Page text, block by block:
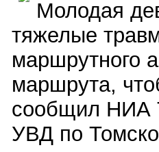
Молодая
тяжелые
маршрутного
маршрута,
сообщил НИА
УВД по